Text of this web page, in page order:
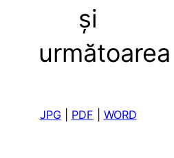
și
următoarea
JPG PDF WORD